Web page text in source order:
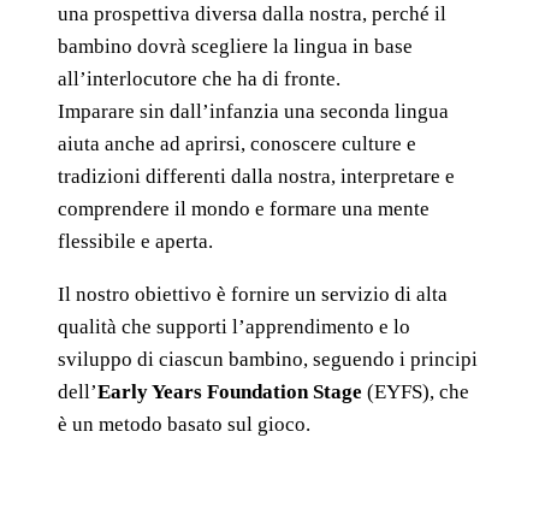
una prospettiva diversa dalla nostra, perché il
bambino dovrà scegliere la lingua in base
all’interlocutore che ha di fronte.
Imparare sin dall’infanzia una seconda lingua
aiuta anche ad aprirsi, conoscere culture e
tradizioni differenti dalla nostra, interpretare e
comprendere il mondo e formare una mente
flessibile e aperta.
Il nostro obiettivo è fornire un servizio di alta
qualità che supporti l’apprendimento e lo
sviluppo di ciascun bambino, seguendo i principi
dell’Early Years Foundation Stage (EYFS), che
è un metodo basato sul gioco.